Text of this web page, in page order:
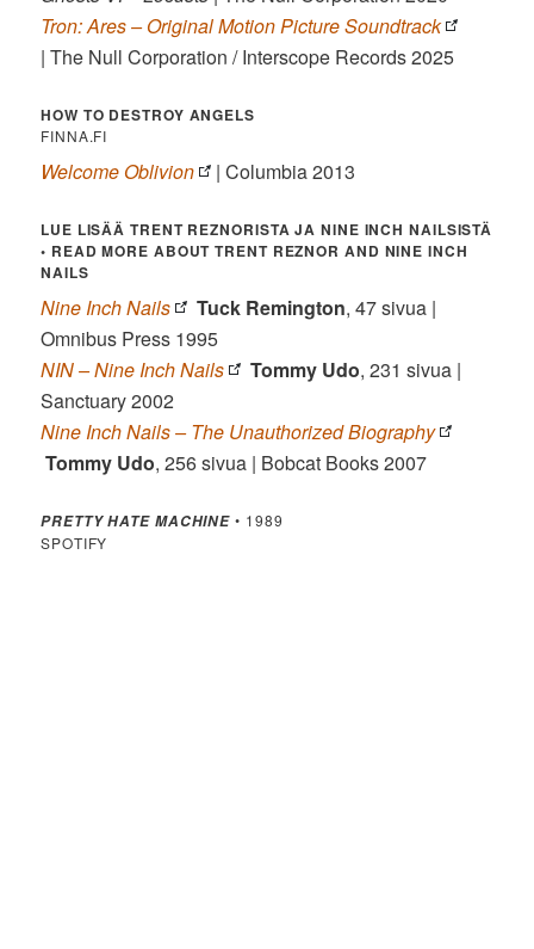
Tron: Ares – Original Motion Picture Soundtrack
| The Null Corporation / Interscope Records 2025
HOW TO DESTROY ANGELS
FINNA.FI
Welcome Oblivion | Columbia 2013
LUE LISÄÄ TRENT REZNORISTA JA NINE INCH NAILSISTÄ
• READ MORE ABOUT TRENT REZNOR AND NINE INCH
NAILS
Nine Inch Nails Tuck Remington, 47 sivua |
Omnibus Press 1995
NIN – Nine Inch Nails
Tommy Udo, 231 sivua |
Sanctuary 2002
Nine Inch Nails – The Unauthorized Biography
Tommy Udo, 256 sivua | Bobcat Books 2007
PRETTY HATE MACHINE • 1989
SPOTIFY